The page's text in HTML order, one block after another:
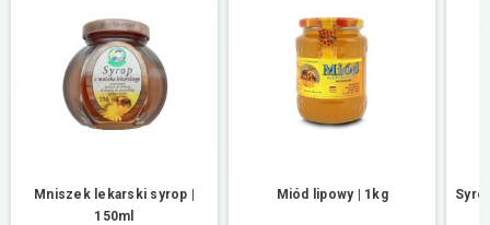
Mniszek lekarski syrop |
150ml
Miód lipowy | 1kg